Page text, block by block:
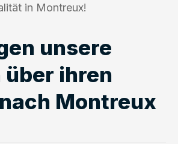
in Montreux!
unsere
über ihren
Montreux